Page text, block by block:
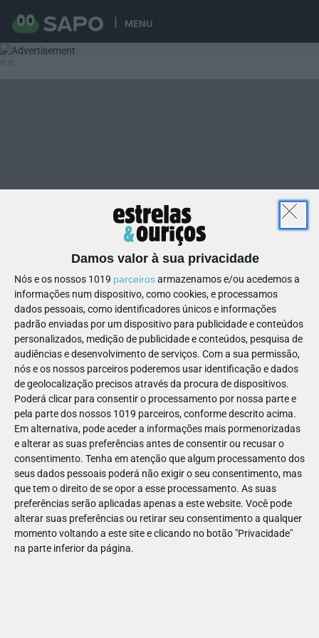
MENU
Damos valor à sua privacidade
Nós e os nossos 1019 parceirosarmazenamos e/ou acedemos a
informações num dispositivo, como cookies, e processamos
dados pessoais, como identificadores únicos e informações
padrão enviadas por um dispositivo para publicidade e conteúdos
personalizados, medição de publicidade e conteúdos, pesquisa de
audiências e desenvolvimento de serviços. Com a sua permissão,
nós e os nossos parceiros poderemos usar identificação e dados
de geolocalização precisos através da procura de dispositivos.
Poderá clicar para consentir o processamento por nossa parte e
pela parte dos nossos 1019 parceiros, conforme descrito acima.
Em alternativa, pode aceder a informações mais pormenorizadas
e alterar as suas preferências antes de consentir ou recusar o
consentimento. Tenha em atenção que algum processamento dos
seus dados pessoais poderá não exigir o seu consentimento, mas
que tem o direito de se opor a esse processamento. As suas
preferências serão aplicadas apenas a este website. Você pode
alterar suas preferências ou retirar seu consentimento a qualquer
momento voltando a este site e clicando no botão "Privacidade"
na parte inferior da página.
10
1196501710850801